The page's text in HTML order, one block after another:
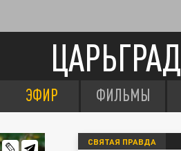
ЦАРЬГРАД
ЭФИР ФИЛЬМЫ
СВЯТАЯ ПРАВДА